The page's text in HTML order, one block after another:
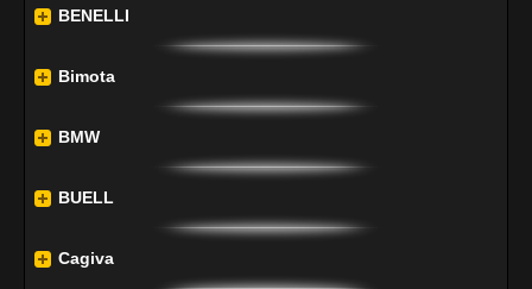
BENELLI
Bimota
BMW
BUELL
Cagiva